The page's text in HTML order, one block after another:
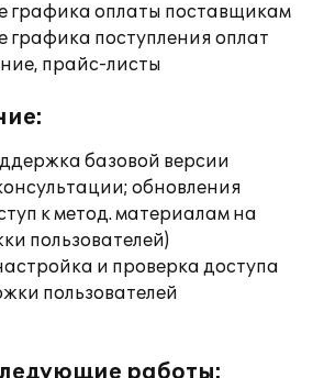
графика оплаты поставщикам
поступления оплат
прайс-листы
базовой версии
обновления
к метод. материалам на
пользователей)
и проверка доступа
пользователей
работы: